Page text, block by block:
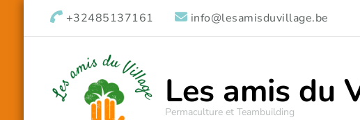
+32485137161 info@lesamisduvillage.be
Les amis du
Permaculture et Teambuilding